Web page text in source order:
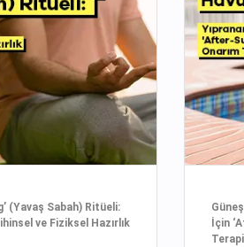
(Yavaş Sabah) Ritüeli:
ve Fiziksel Hazırlık
İçin